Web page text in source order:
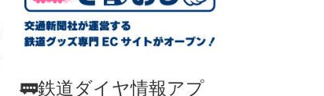
🚃鉄道ダイヤ情報アプ